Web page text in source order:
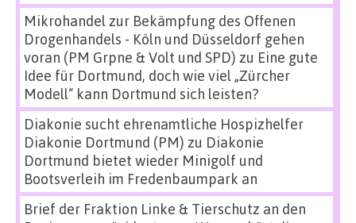
Mikrohandel zur Bekämpfung des Offenen
Drogenhandels - Köln und Düsseldorf gehen
voran (PM Grpne & Volt und SPD) zu Eine gute
Idee für Dortmund, doch wie viel „Zürcher
Modell“ kann Dortmund sich leisten?
Diakonie sucht ehrenamtliche Hospizhelfer
Diakonie Dortmund (PM) zu Diakonie
Dortmund bietet wieder Minigolf und
Bootsverleih im Fredenbaumpark an
Brief der Fraktion Linke & Tierschutz an den